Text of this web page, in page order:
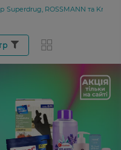
Superdrug, ROSSMANN та